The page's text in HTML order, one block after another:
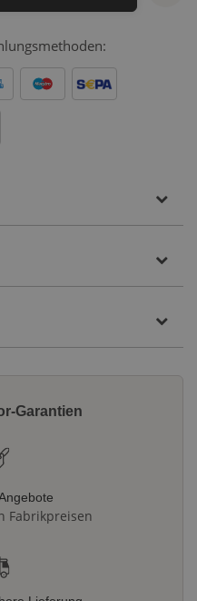
Garantien
Fabrikpreisen